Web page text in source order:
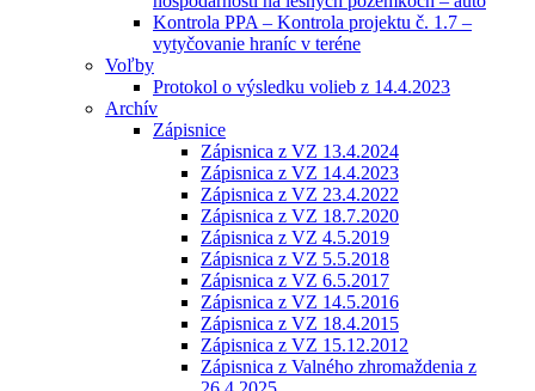
Kontrola PPA – Kontrola projektu č. 1.7 –
vytyčovanie hraníc v teréne
Voľby
Protokol o výsledku volieb z 14.4.2023
Archív
Zápisnice
Zápisnica z VZ 13.4.2024
Zápisnica z VZ 14.4.2023
Zápisnica z VZ 23.4.2022
Zápisnica z VZ 18.7.2020
Zápisnica z VZ 4.5.2019
Zápisnica z VZ 5.5.2018
Zápisnica z VZ 6.5.2017
Zápisnica z VZ 14.5.2016
Zápisnica z VZ 18.4.2015
Zápisnica z VZ 15.12.2012
Zápisnica z Valného zhromaždenia z